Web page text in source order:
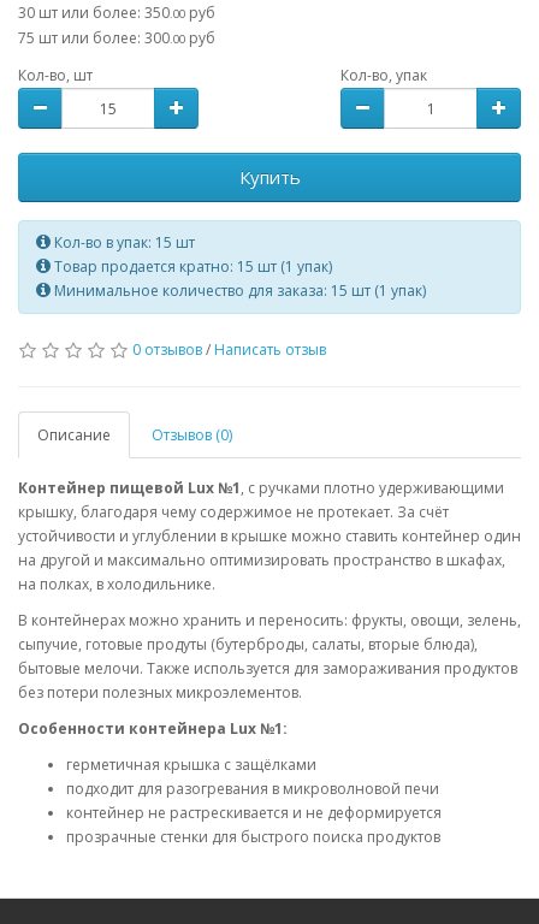
30 шт или более: 350.00 руб
75 шт или более: 300.00 руб
Кол-во, шт
Кол-во, упак
Купить
Кол-во в упак: 15 шт
Товар продается кратно: 15 шт (1 упак)
Минимальное количество для заказа: 15 шт (1 упак)
0 отзывов/ Написать отзыв
Описание Отзывов (0)
Контейнер пищевой Lux №1, с ручками плотно удерживающими
крышку, благодаря чему содержимое не протекает. За счёт
устойчивости и углублении в крышке можно ставить контейнер один
на другой и максимально оптимизировать пространство в шкафах,
на полках, в холодильнике.
В контейнерах можно хранить и переносить: фрукты, овощи, зелень,
сыпучие, готовые продуты (бутерброды, салаты, вторые блюда),
бытовые мелочи. Также используется для замораживания продуктов
без потери полезных микроэлементов.
Особенности контейнера Lux №1:
герметичная крышка с защёлками
подходит для разогревания в микроволновой печи
контейнер не растрескивается и не деформируется
прозрачные стенки для быстрого поиска продуктов